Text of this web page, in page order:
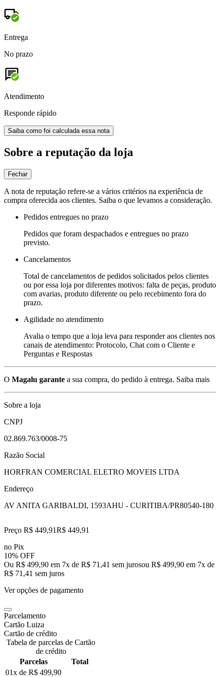
Entrega
No prazo
Atendimento
Responde rápido
Saiba como foi calculada essa nota
Sobre a reputação da loja
Fechar
A nota de reputação refere-se a vários critérios na experiência de
compra oferecida aos clientes. Saiba o que levamos a consideração.
Pedidos entregues no prazo
Pedidos que foram despachados e entregues no prazo
previsto.
Cancelamentos
Total de cancelamentos de pedidos solicitados pelos clientes
ou por essa loja por diferentes motivos: falta de peças, produto
com avarias, produto diferente ou pelo recebimento fora do
prazo.
Agilidade no atendimento
Avalia o tempo que a loja leva para responder aos clientes nos
canais de atendimento: Protocolo, Chat com o Cliente e
Perguntas e Respostas
O Magalu garante a sua compra, do pedido à entrega. Saiba mais
Sobre a loja
CNPJ
02.869.763/0008-75
Razão Social
HORFRAN COMERCIAL ELETRO MOVEIS LTDA
Endereço
AV ANITA GARIBALDI, 1593AHU - CURITIBA/PR80540-180
Preço R$ 449,91R$ 449,91
no Pix
10% OFF
Ou R$ 499,90 em 7x de R$ 71,41 sem jurosou R$ 499,90 em 7x de
R$ 71,41 sem juros
Ver opções de pagamento
Parcelamento
Cartão Luiza
Cartão de crédito
Tabela de parcelas de Cartão
de crédito
Parcelas
Total
01x de R$ 499,90